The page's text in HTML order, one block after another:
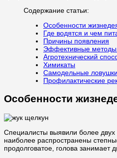
Содержание статьи:
Особенности
Где водятся и чем
Причины появления
Эффективные
Агротехнический
Химикаты
Самодельные ловушки
Профилактические
Особенности
Специалисты выявили более двух
наиболее распространены
продолговатое, голова занимает